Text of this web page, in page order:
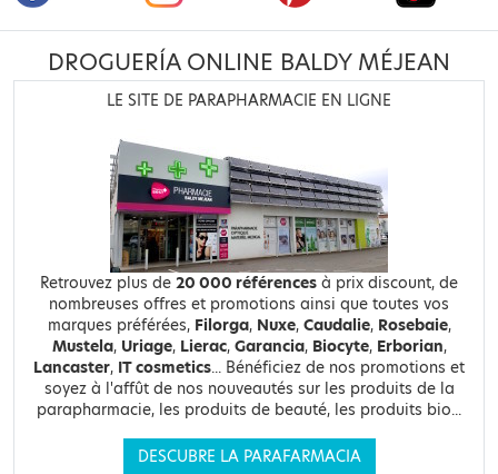
DROGUERÍA ONLINE BALDY MÉJEAN
LE SITE DE PARAPHARMACIE EN LIGNE
Retrouvez plus de 20 000 références à prix discount, de
nombreuses offres et promotions ainsi que toutes vos
marques préférées, Filorga, Nuxe, Caudalie, Rosebaie,
Mustela, Uriage, Lierac, Garancia, Biocyte, Erborian,
Lancaster, IT cosmetics... Bénéficiez de nos promotions et
soyez à l'affût de nos nouveautés sur les produits de la
parapharmacie, les produits de beauté, les produits bio...
DESCUBRE LA PARAFARMACIA